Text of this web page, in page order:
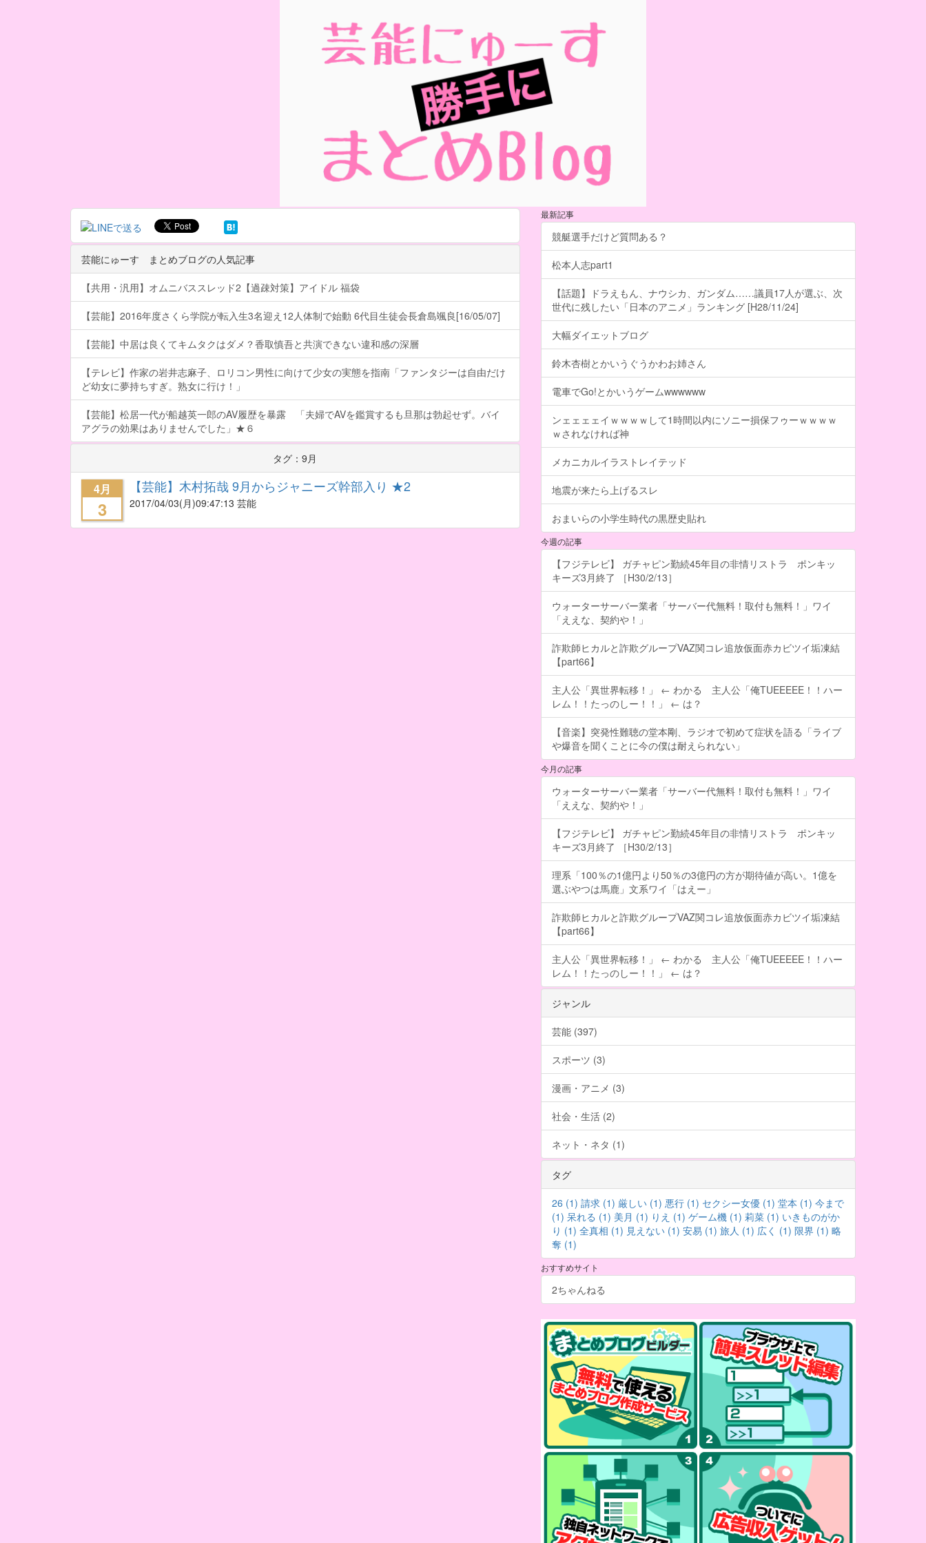
芸能にゅーす まとめブログの人気記事
【共用・汎用】オムニバススレッド2【過疎対策】アイドル 福袋
【芸能】2016年度さくら学院が転入生3名迎え12人体制で始動 6代目生徒会長倉島颯良[16/05/07]
【芸能】中居は良くてキムタクはダメ？香取慎吾と共演できない違和感の深層
【テレビ】作家の岩井志麻子、ロリコン男性に向けて少女の実態を指南「ファンタジーは自由だけ
ど幼女に夢持ちすぎ。熟女に行け！」
【芸能】松居一代が船越英一郎のAV履歴を暴露 「夫婦でAVを鑑賞するも旦那は勃起せず。バイ
アグラの効果はありませんでした」★６
タグ：9月
4月
3
【芸能】木村拓哉 9月からジャニーズ幹部入り ★2
2017/04/03(月)09:47:13 芸能
最新記事
競艇選手だけど質問ある？
松本人志part1
【話題】ドラえもん、ナウシカ、ガンダム……議員17人が選ぶ、次
世代に残したい「日本のアニメ」ランキング [H28/11/24]
大幅ダイエットブログ
鈴木杏樹とかいうぐうかわお姉さん
電車でGo!とかいうゲームwwwwww
ンェェェェイｗｗｗｗして1時間以内にソニー損保フゥーｗｗｗｗ
ｗされなければ神
メカニカルイラストレイテッド
地震が来たら上げるスレ
おまいらの小学生時代の黒歴史貼れ
今週の記事
【フジテレビ】 ガチャピン勤続45年目の非情リストラ ポンキッ
キーズ3月終了 ［H30/2/13］
ウォーターサーバー業者「サーバー代無料！取付も無料！」ワイ
「ええな、契約や！」
詐欺師ヒカルと詐欺グループVAZ関コレ追放仮面赤カビツイ垢凍結
【part66】
主人公「異世界転移！」 ← わかる 主人公「俺TUEEEEE！！ハー
レム！！たっのしー！！」 ← は？
【音楽】突発性難聴の堂本剛、ラジオで初めて症状を語る「ライブ
や爆音を聞くことに今の僕は耐えられない」
今月の記事
ウォーターサーバー業者「サーバー代無料！取付も無料！」ワイ
「ええな、契約や！」
【フジテレビ】 ガチャピン勤続45年目の非情リストラ ポンキッ
キーズ3月終了 ［H30/2/13］
理系「100％の1億円より50％の3億円の方が期待値が高い。1億を
選ぶやつは馬鹿」文系ワイ「はえー」
詐欺師ヒカルと詐欺グループVAZ関コレ追放仮面赤カビツイ垢凍結
【part66】
主人公「異世界転移！」 ← わかる 主人公「俺TUEEEEE！！ハー
レム！！たっのしー！！」 ← は？
ジャンル
芸能 (397)
スポーツ (3)
漫画・アニメ (3)
社会・生活 (2)
ネット・ネタ (1)
タグ
26 (1) 請求 (1) 厳しい (1) 悪行 (1) セクシー女優 (1) 堂本 (1) 今まで
(1) 呆れる (1) 美月 (1) りえ (1) ゲーム機 (1) 莉菜 (1) いきものがか
り (1) 全真相 (1) 見えない (1) 安易 (1) 旅人 (1) 広く (1) 限界 (1) 略
奪 (1)
おすすめサイト
2ちゃんねる